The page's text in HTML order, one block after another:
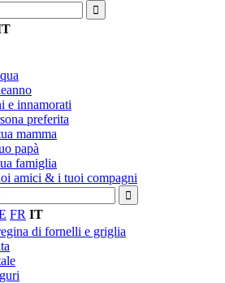
e innamorati
preferita
mamma
papà
famiglia
amici & i tuoi compagni
FR IT
di fornelli e griglia